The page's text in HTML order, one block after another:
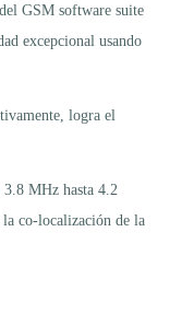
GSM software suite
excepcional usando
logra el
MHz hasta 4.2
co-localización de la